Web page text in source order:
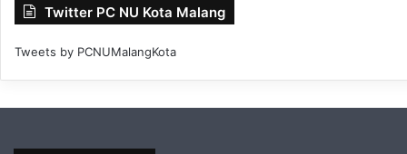
Twitter PC NU Kota Malang
Tweets by PCNUMalangKota